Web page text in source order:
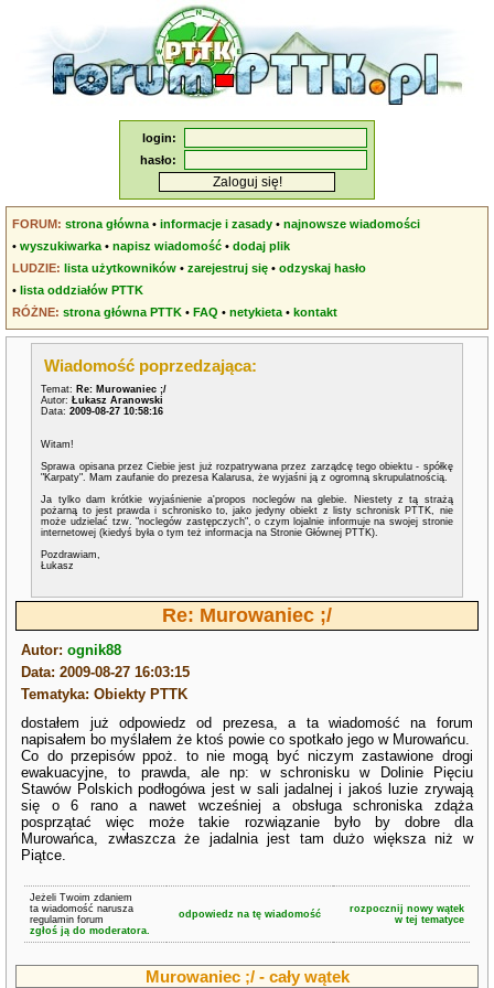
login:
hasło:
FORUM: strona główna •informacje i zasady •najnowsze wiadomości
•wyszukiwarka •napisz wiadomość •dodaj plik
LUDZIE: lista użytkowników •zarejestruj się •odzyskaj hasło
•lista oddziałów PTTK
RÓŻNE: strona główna PTTK •FAQ •netykieta •kontakt
Wiadomość poprzedzająca:
Temat: Re: Murowaniec ;/
Autor:Łukasz Aranowski
Data:2009-08-27 10:58:16
Witam!
Sprawa opisana przez Ciebie jest już rozpatrywana przez zarządcę tego obiektu - spółkę
"Karpaty". Mam zaufanie do prezesa Kalarusa, że wyjaśni ją z ogromną skrupulatnością.
Ja tylko dam krótkie wyjaśnienie a'propos noclegów na glebie. Niestety z tą strażą
pożarną to jest prawda i schronisko to, jako jedyny obiekt z listy schronisk PTTK, nie
może udzielać tzw. "noclegów zastępczych", o czym lojalnie informuje na swojej stronie
internetowej (kiedyś była o tym też informacja na Stronie Głównej PTTK).
Pozdrawiam,
Łukasz
Re: Murowaniec ;/
Autor:ognik88
Data: 2009-08-27 16:03:15
Tematyka: Obiekty PTTK
dostałem już odpowiedz od prezesa, a ta wiadomość na forum
napisałem bo myślałem że ktoś powie co spotkało jego w Murowańcu.
Co do przepisów ppoż. to nie mogą być niczym zastawione drogi
ewakuacyjne, to prawda, ale np: w schronisku w Dolinie Pięciu
Stawów Polskich podłogówa jest w sali jadalnej i jakoś luzie zrywają
się o 6 rano a nawet wcześniej a obsługa schroniska zdąża
posprzątać więc może takie rozwiązanie było by dobre dla
Murowańca, zwłaszcza że jadalnia jest tam dużo większa niż w
Piątce.
Jeżeli Twoim zdaniem
ta wiadomość narusza
regulamin forum
zgłoś ją do moderatora.
odpowiedz na tę wiadomość
rozpocznij nowy wątek
w tej tematyce
Murowaniec ;/ - cały wątek